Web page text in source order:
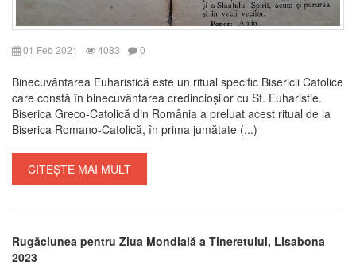
01 Feb 2021 4083 0
Binecuvântarea Euharistică este un ritual specific Bisericii Catolice
care constă în binecuvântarea credincioșilor cu Sf. Euharistie.
Biserica Greco-Catolică din România a preluat acest ritual de la
Biserica Romano-Catolică, în prima jumătate (...)
CITEȘTE MAI MULT
Rugăciunea pentru Ziua Mondială a Tineretului, Lisabona
2023